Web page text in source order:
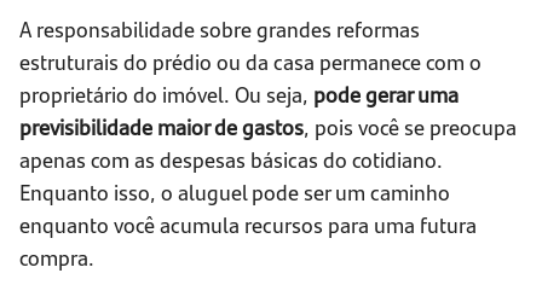
A responsabilidade sobre grandes reformas
estruturais do prédio ou da casa permanece com o
proprietário do imóvel. Ou seja, pode gerar uma
previsibilidade maior de gastos, pois você se preocupa
apenas com as despesas básicas do cotidiano.
Enquanto isso, o aluguel pode ser um caminho
enquanto você acumula recursos para uma futura
compra.